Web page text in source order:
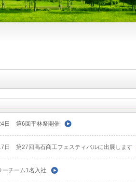
日 第6回平林祭開催
日 第27回高石商工フェスティバルに出展します
ーチーム1名入社